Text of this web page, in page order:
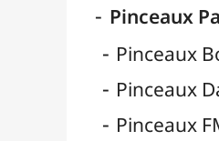
Pinceaux pour Gouache
Pinceaux pour Huile
Pinces à Tendre
Rangement